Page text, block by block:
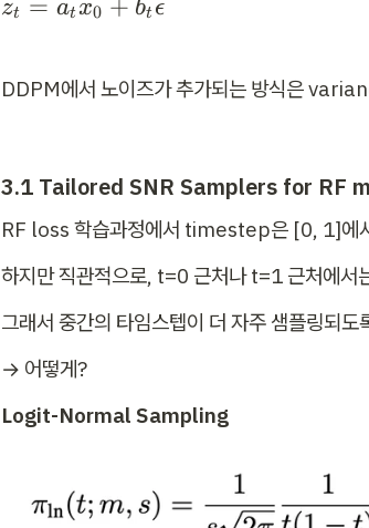
0
1
N
(
=
t
_
0
b
_
\
zt = atx0 + btϵ
DDPM에서 노이즈가 추가되는 방식은
3.1 Tailored SNR Samplers for RF
RF loss 학습과정에서 timestep은 [0, 1]에
하지만 직관적으로, t=0 근처나 t=1 근처에서
그래서 중간의 타임스텝이 더 자주 샘플링되도
→ 어떻게?
Logit-Normal Sampling